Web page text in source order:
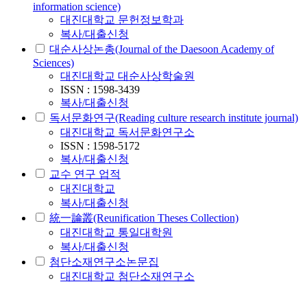
information science)
대진대학교 문헌정보학과
복사/대출신청
대순사상논총(Journal of the Daesoon Academy of
Sciences)
대진대학교 대순사상학술원
ISSN : 1598-3439
복사/대출신청
독서문화연구(Reading culture research institute journal)
대진대학교 독서문화연구소
ISSN : 1598-5172
복사/대출신청
교수 연구 업적
대진대학교
복사/대출신청
統一論叢(Reunification Theses Collection)
대진대학교 통일대학원
복사/대출신청
첨단소재연구소논문집
대진대학교 첨단소재연구소